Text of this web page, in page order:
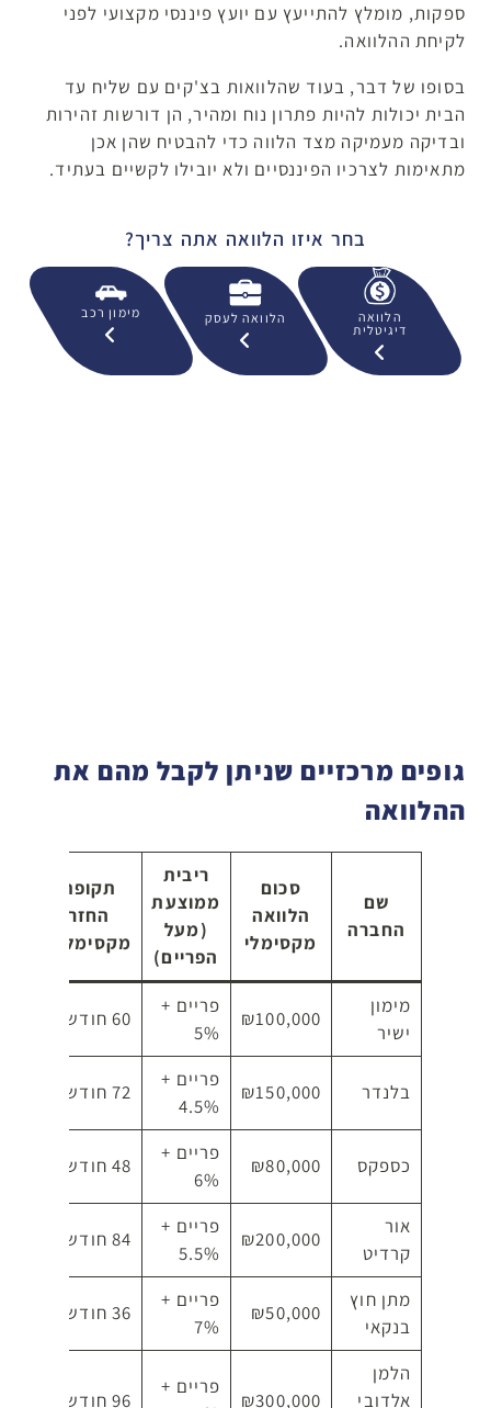
ספקות, מומלץ להתייעץ עם יועץ פיננסי מקצועי לפני
לקיחת ההלוואה.
בסופו של דבר, בעוד שהלוואות בצ'קים עם שליח עד
הבית יכולות להיות פתרון נוח ומהיר, הן דורשות זהירות
ובדיקה מעמיקה מצד הלווה כדי להבטיח שהן אכן
מתאימות לצרכיו הפיננסיים ולא יובילו לקשיים בעתיד.
בחר איזו הלוואה אתה צריך?
הלוואה
דיגיטלית
הלוואה לעסק מימון רכב
גופים מרכזיים שניתן לקבל מהם את
ההלוואה
שם
החברה
סכום
הלוואה
מקסימלי
ריבית
ממוצעת
(מעל
הפריים)
תקופת
החזר
מקסימלית
מימון
ישיר
₪100,000
פריים +
5%
60 חודשים
בלנדר ₪150,000
פריים +
4.5%
72 חודשים
כספקס ₪80,000
פריים +
6%
48 חודשים
אור
קרדיט
₪200,000
פריים +
5.5%
84 חודשים
מתן חוץ
בנקאי
₪50,000
פריים +
7%
36 חודשים
הלמן
אלדובי
₪300,000
פריים +
96 חודשים